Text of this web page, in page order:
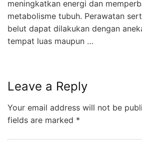
meningkatkan energi dan
metabolisme tubuh. Perawatan
belut dapat dilakukan dengan
tempat luas maupun …
Leave a Reply
Your email address will not be
fields are marked *